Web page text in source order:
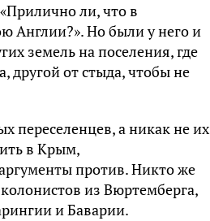
ли, что в
Англии?». Но были у него и
земель на поселения, где
другой от стыда, чтобы не
переселенцев, а никак не их
в Крым,
против. Никто же
из Вюртемберга,
и Баварии.